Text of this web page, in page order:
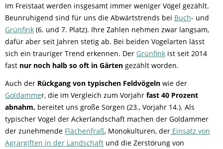
Im Freistaat werden insgesamt immer weniger Vögel gezählt.
Beunruhigend sind für uns die Abwärtstrends bei Buch- und
Grünfink (6. und 7. Platz). Ihre Zahlen nehmen zwar langsam,
dafür aber seit Jahren stetig ab. Bei beiden Vogelarten lässt
sich ein trauriger Trend erkennen. Der Grünfink ist seit 2014
fast nur noch halb so oft in Gärten gezählt worden.
Auch der Rückgang von typischen Feldvögeln wie der
Goldammer, die im Vergleich zum Vorjahr fast 40 Prozent
abnahm, bereitet uns große Sorgen (23., Vorjahr 14.). Als
typischer Vogel der Ackerlandschaft machen der Goldammer
der zunehmende Flächenfraß, Monokulturen, der Einsatz von
Agrargiften in der Landschaft und die Zerstörung von